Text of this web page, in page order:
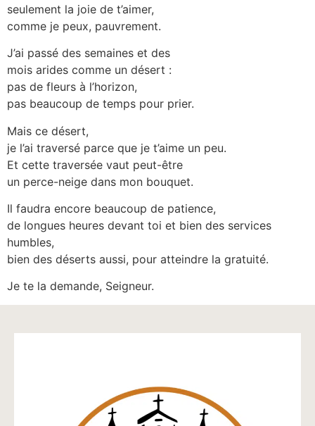
seulement la joie de t’aimer,
comme je peux, pauvrement.
J’ai passé des semaines et des
mois arides comme un désert :
pas de fleurs à l’horizon,
pas beaucoup de temps pour prier.
Mais ce désert,
je l’ai traversé parce que je t’aime un peu.
Et cette traversée vaut peut-être
un perce-neige dans mon bouquet.
Il faudra encore beaucoup de patience,
de longues heures devant toi et bien des services
humbles,
bien des déserts aussi, pour atteindre la gratuité.
Je te la demande, Seigneur.